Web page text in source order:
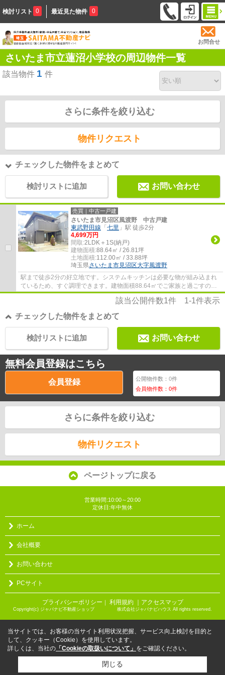
検討リスト 0 最近見た物件 0
お問合せ
さいたま市立蓮沼小学校の周辺物件一覧
該当物件 1 件
さらに条件を絞り込む
物件リクエスト
チェックした物件をまとめて
検討リストに追加 お問い合わせ
売買｜中古一戸建
さいたま市見沼区風渡野 中古戸建
東武野田線 「 七里 」駅 徒歩2分
4,699万円
間取:2LDK＋1S(納戸)
建物面積:88.64㎡ / 26.81坪
土地面積:112.00㎡ / 33.88坪
埼玉県さいたま市見沼区大字風渡野
駅まで徒歩2分の好立地です。システムキッチンは必要な物が組み込まれ
ているため、すぐ調理できます。建物面積88.64㎡でご家族と過ごすのに
も問題のない広さです。追焚機能浴室は利便...
該当公開件数1件 1-1件表示
チェックした物件をまとめて
お問い合わせ
検討リストに追加
無料会員登録はこちら
会員登録 公開物件数：0件
会員物件数：0件
さらに条件を絞り込む
物件リクエスト
ページトップに戻る
営業時間:10:00～20:00
定休日:年中無休
ホーム
会社概要
お問い合わせ
PCサイト
プライバシーポリシー ｜ 利用規約 ｜アクセスマップ
Copyright(c) ジャパナビ不動産ショップ 株式会社ジャパナビハウス All rights reserved.
当サイトでは、お客様の当サイト利用状況把握、サービス向上検討を目的と
して、クッキー（Cookie）を使用しています。
詳しくは、当社の 「Cookieの取扱いについて」 をご確認ください。
閉じる